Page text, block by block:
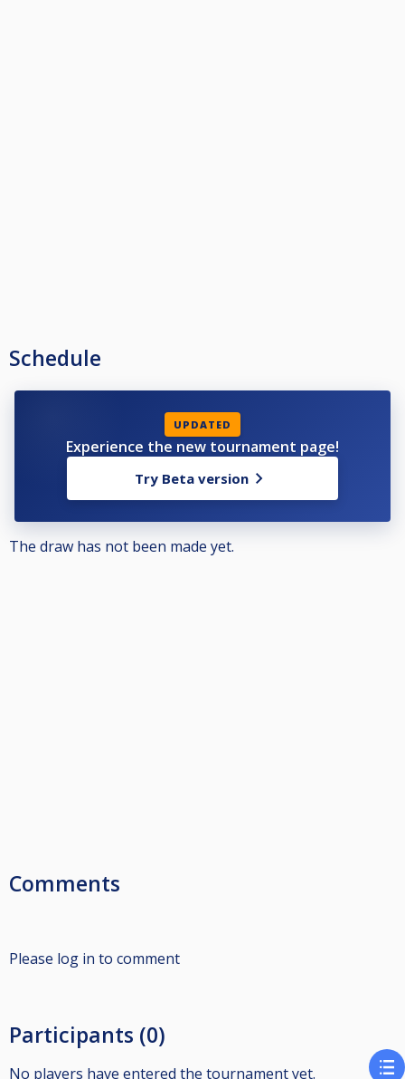
Schedule
UPDATED
Experience the new tournament page!
Try Beta version
The draw has not been made yet.
Comments
Please log in to comment
Participants (0)
No players have entered the tournament yet.